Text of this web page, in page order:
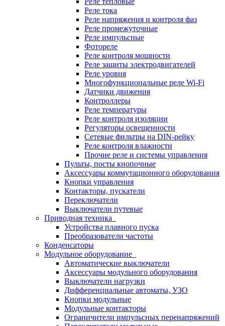
Реле тока
Реле напряжения и контроля фаз
Реле промежуточные
Реле импульсные
Фотореле
Реле контроля мощности
Реле защиты электродвигателей
Реле уровня
Многофункциональные реле Wi-Fi
Датчики движения
Контроллеры
Реле температуры
Реле контроля изоляции
Регуляторы освещенности
Сетевые фильтры на DIN-рейку
Реле контроля влажности
Прочие реле и системы управления
Пульты, посты кнопочные
Аксессуары коммутационного оборудования
Кнопки управления
Контакторы, пускатели
Переключатели
Выключатели путевые
Приводная техника
Устройства плавного пуска
Преобразователи частоты
Конденсаторы
Модульное оборудование
Автоматические выключатели
Аксессуары модульного оборудования
Выключатели нагрузки
Дифференциальные автоматы, УЗО
Кнопки модульные
Модульные контакторы
Ограничители импульсных перенапряжений